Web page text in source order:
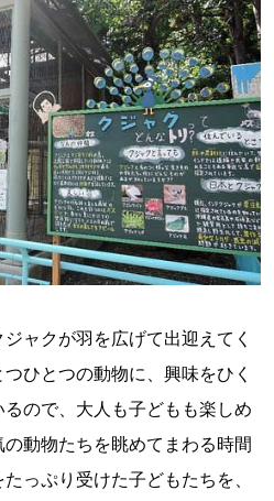
ャクが羽を広げて出迎えてく
ひとつの動物に、興味をひく
ので、大人も子どもも楽しめ
動物たちを眺めてまわる時間
っぷり受けた子どもたちを、